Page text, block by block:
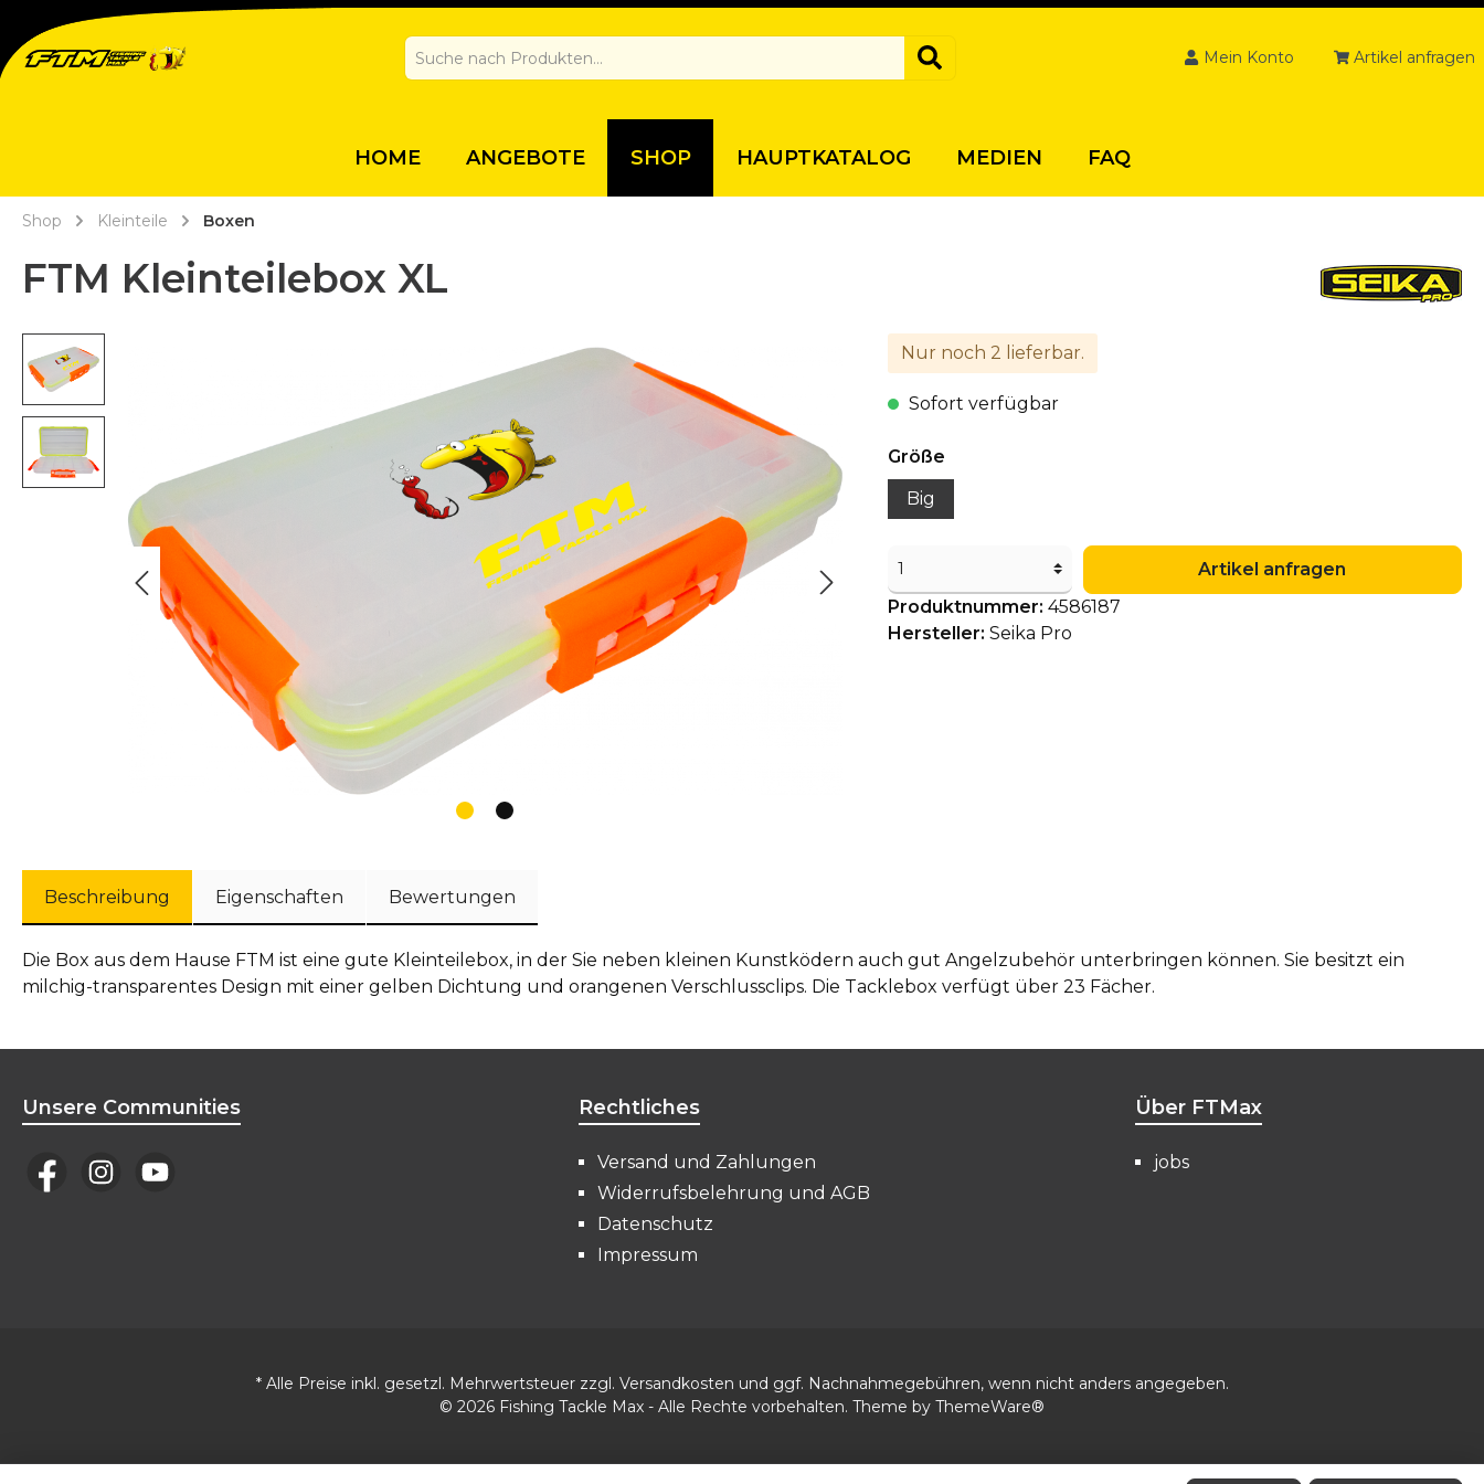
Mein Konto Artikel anfragen
HOME ANGEBOTE SHOP HAUPTKATALOG MEDIEN FAQ
Shop Kleinteile Boxen
FTM Kleinteilebox XL
Nur noch 2 lieferbar.
Sofort verfügbar
Größe
Big
Artikel anfragen
Produktnummer: 4586187
Hersteller: Seika Pro
Beschreibung Eigenschaften Bewertungen
Die Box aus dem Hause FTM ist eine gute Kleinteilebox, in der Sie neben kleinen Kunstködern auch gut Angelzubehör unterbringen können. Sie besitzt ein
milchig-transparentes Design mit einer gelben Dichtung und orangenen Verschlussclips. Die Tacklebox verfügt über 23 Fächer.
Unsere Communities Rechtliches
Versand und Zahlungen
Widerrufsbelehrung und AGB
Datenschutz
Impressum
Über FTMax
jobs
* Alle Preise inkl. gesetzl. Mehrwertsteuer zzgl. Versandkosten und ggf. Nachnahmegebühren, wenn nicht anders angegeben.
© 2026 Fishing Tackle Max - Alle Rechte vorbehalten. Theme by ThemeWare®